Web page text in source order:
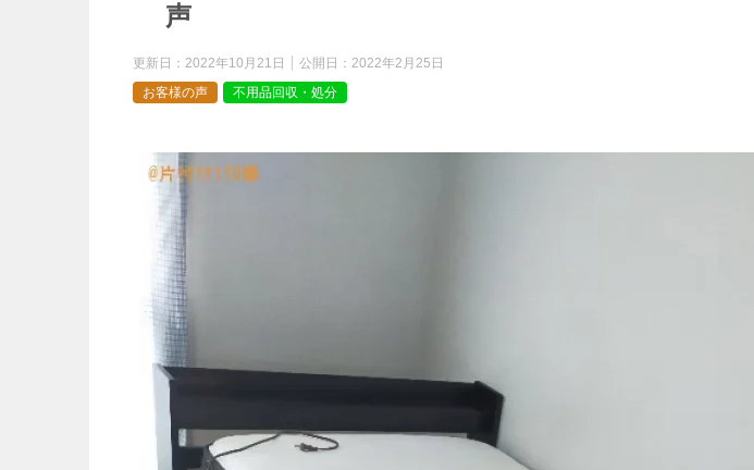
声
更新日： 2022年10月21日 公開日： 2022年2月25日
お客様の声
不用品回収・処分